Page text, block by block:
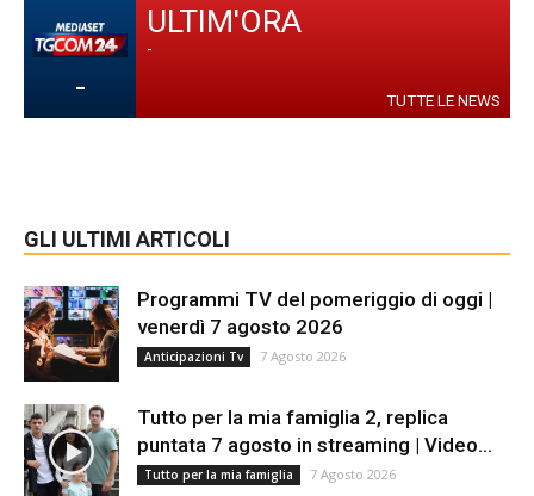
-
ULTIM'ORA
-
TUTTE LE NEWS
GLI ULTIMI ARTICOLI
Programmi TV del pomeriggio di oggi |
venerdì 7 agosto 2026
Anticipazioni Tv 7 Agosto 2026
Tutto per la mia famiglia 2, replica
puntata 7 agosto in streaming | Video...
Tutto per la mia famiglia 7 Agosto 2026